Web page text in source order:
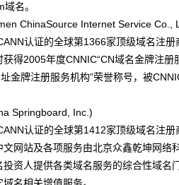
名。
ChinaSource Internet Service Co.,
认证的全球第1366家顶级域名注册
得2005年度CNNIC“CN域名金牌注册
址金牌注册服务机构”荣誉称号，被
Springboard, Inc.)
认证的全球第1412家顶级域名注册
网站及各项服务由北京众鑫乾坤网络
资人提供各类域名服务的综合性域名